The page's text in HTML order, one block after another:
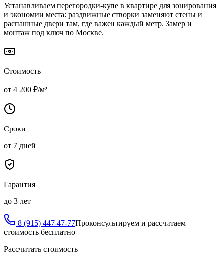
Устанавливаем перегородки-купе в квартире для зонирования
и экономии места: раздвижные створки заменяют стены и
распашные двери там, где важен каждый метр. Замер и
монтаж под ключ по Москве.
Стоимость
от 4 200 ₽/м²
Сроки
от 7 дней
Гарантия
до 3 лет
8 (915) 447-47-77Проконсультируем и рассчитаем
стоимость бесплатно
Рассчитать стоимость